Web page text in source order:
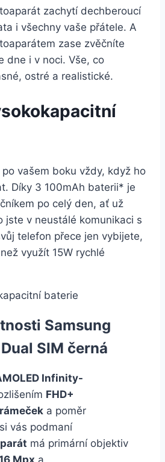
zachytí dechberoucí
i všechny vaše přátele. A
zase zvěčníte
dne i v noci. Vše, co
ostré a realistické.
vašem boku vždy, když ho
Díky 3 100mAh baterii* je
po celý den, ať už
jste v neustálé komunikaci s
telefon přece jen vybijete,
využít 15W rychlé
Samsung
SIM černá
Infinity-
FHD+
a poměr
si vás podmaní
má primární objektiv